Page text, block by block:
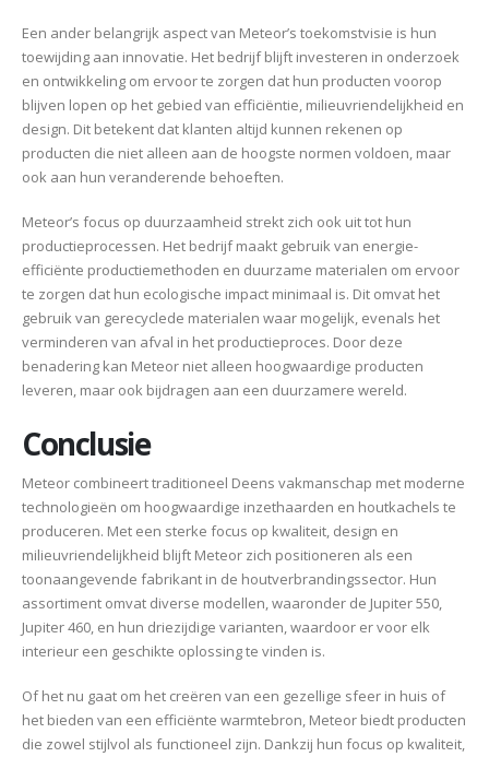
Een ander belangrijk aspect van Meteor’s toekomstvisie is hun
toewijding aan innovatie. Het bedrijf blijft investeren in onderzoek
en ontwikkeling om ervoor te zorgen dat hun producten voorop
blijven lopen op het gebied van efficiëntie, milieuvriendelijkheid en
design. Dit betekent dat klanten altijd kunnen rekenen op
producten die niet alleen aan de hoogste normen voldoen, maar
ook aan hun veranderende behoeften.
Meteor’s focus op duurzaamheid strekt zich ook uit tot hun
productieprocessen. Het bedrijf maakt gebruik van energie-
efficiënte productiemethoden en duurzame materialen om ervoor
te zorgen dat hun ecologische impact minimaal is. Dit omvat het
gebruik van gerecyclede materialen waar mogelijk, evenals het
verminderen van afval in het productieproces. Door deze
benadering kan Meteor niet alleen hoogwaardige producten
leveren, maar ook bijdragen aan een duurzamere wereld.
Conclusie
Meteor combineert traditioneel Deens vakmanschap met moderne
technologieën om hoogwaardige inzethaarden en houtkachels te
produceren. Met een sterke focus op kwaliteit, design en
milieuvriendelijkheid blijft Meteor zich positioneren als een
toonaangevende fabrikant in de houtverbrandingssector. Hun
assortiment omvat diverse modellen, waaronder de Jupiter 550,
Jupiter 460, en hun driezijdige varianten, waardoor er voor elk
interieur een geschikte oplossing te vinden is.
Of het nu gaat om het creëren van een gezellige sfeer in huis of
het bieden van een efficiënte warmtebron, Meteor biedt producten
die zowel stijlvol als functioneel zijn. Dankzij hun focus op kwaliteit,